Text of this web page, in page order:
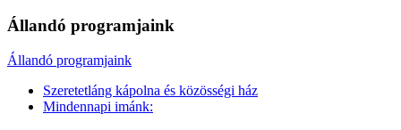
Állandó programjaink
Állandó programjaink
Szeretetláng kápolna és közösségi ház
Mindennapi imánk: